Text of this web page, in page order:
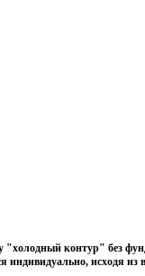
"холодный контур" без
индивидуально, исходя из